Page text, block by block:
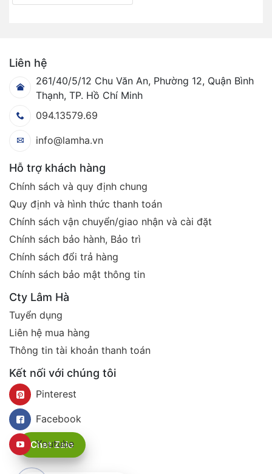
Chat Zalo
Liên hệ
261/40/5/12 Chu Văn An, Phường 12, Quận Bình
Thạnh, TP. Hồ Chí Minh
094.13579.69
info@lamha.vn
Hỗ trợ khách hàng
Chính sách và quy định chung
Quy định và hình thức thanh toán
Chính sách vận chuyển/giao nhận và cài đặt
Chính sách bảo hành, Bảo trì
Chính sách đổi trả hàng
Chính sách bảo mật thông tin
Cty Lâm Hà
Tuyển dụng
Liên hệ mua hàng
Thông tin tài khoản thanh toán
Kết nối với chúng tôi
Pinterest
Facebook
Youtube